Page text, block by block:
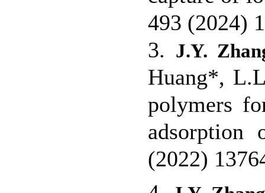
493 (2024)
3. J.Y.
Huang*,
polymers
(2022)